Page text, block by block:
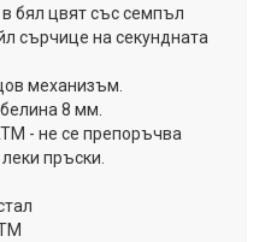
бял цвят със семпъл
сърчице на секундната
механизъм.
8 мм.
- не се препоръчва
пръски.